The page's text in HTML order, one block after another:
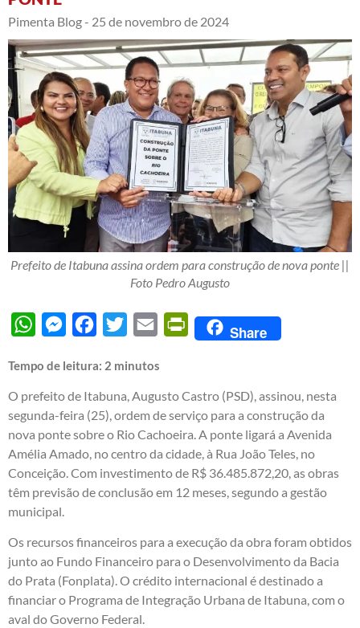
Pimenta Blog - 25 de novembro de 2024
Prefeito de Itabuna assina ordem para construção de nova ponte ||
Foto Pedro Augusto
WhatsAppMessengerFacebook
Twitter Email PrintFriendly
Share
Tempo de leitura: 2 minutos
O prefeito de Itabuna, Augusto Castro (PSD), assinou, nesta
segunda-feira (25), ordem de serviço para a construção da
nova ponte sobre o Rio Cachoeira. A ponte ligará a Avenida
Amélia Amado, no centro da cidade, à Rua João Teles, no
Conceição. Com investimento de R$ 36.485.872,20, as obras
têm previsão de conclusão em 12 meses, segundo a gestão
municipal.
Os recursos financeiros para a execução da obra foram obtidos
junto ao Fundo Financeiro para o Desenvolvimento da Bacia
do Prata (Fonplata). O crédito internacional é destinado a
financiar o Programa de Integração Urbana de Itabuna, com o
aval do Governo Federal.